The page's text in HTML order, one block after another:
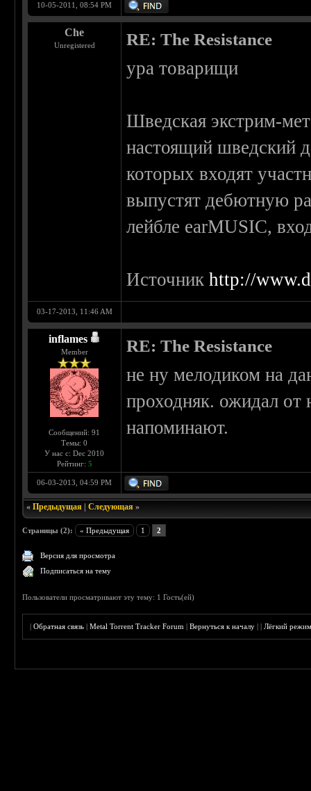
10-05-2011, 08:54 PM
Che
Unregistered RE: The Resistance
ура товарищи
Шведская экстрим-
настоящий шведский
которых входят
выпустят дебютную
лейбле earMUSIC,
Источникhttp://
03-17-2013, 11:46 AM
inflames
Member
Сообщений: 91
Темы: 0
У нас с: Dec 2010
Рейтинг: 5
RE: The Resistance
не ну мелодиком на
проходняк. ожидал от
напоминают.
06-03-2013, 04:59 PM
«Предыдущая |Следующая »
Страницы (2): « Предыдущая 1 2
Версия для просмотра
Подписаться на тему
Пользователи просматривают эту тему: 1 Гость(ей)
|Обратная связь |Metal Torrent Tracker Forum |Вернуться к началу ||Лёгкий